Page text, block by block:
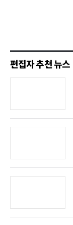
편집자 추천 뉴스